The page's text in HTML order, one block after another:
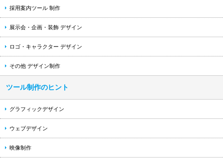
採用案内ツール 制作
展示会・企画・装飾 デザイン
ロゴ・キャラクター デザイン
その他 デザイン制作
ツール制作のヒント
グラフィックデザイン
ウェブデザイン
映像制作